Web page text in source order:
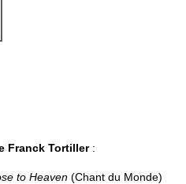
Franck Tortiller:
to Heaven (Chant du Monde)